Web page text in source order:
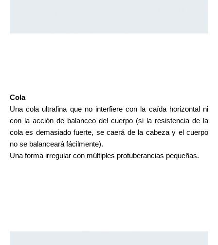
Cola
Una cola ultrafina que no interfiere con la caída horizontal ni
con la acción de balanceo del cuerpo (si la resistencia de la
cola es demasiado fuerte, se caerá de la cabeza y el cuerpo
no se balanceará fácilmente).
Una forma irregular con múltiples protuberancias pequeñas.